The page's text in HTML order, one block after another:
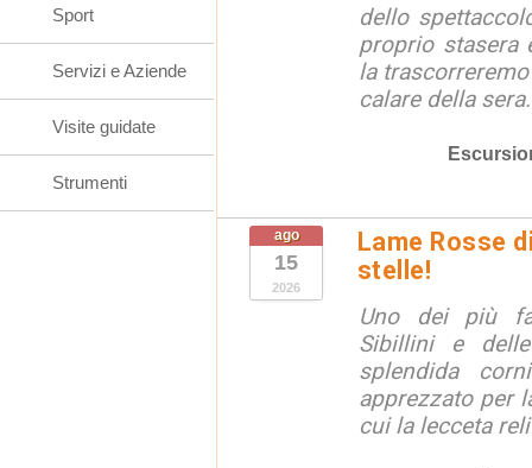
dello
proprio stasera
la
calare della
ago
15
2026
Lame Rosse
stelle!
Uno dei più
Sibillini e
splendida
apprezzato per
cui la lecceta
Sport
Servizi e Aziende
Visite guidate
Strumenti